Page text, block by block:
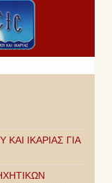
ΙΚΑΡΙΑΣ ΓΙΑ